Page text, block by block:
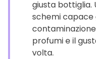
giusta bottiglia.
schemi capace
profumi e il
volta.